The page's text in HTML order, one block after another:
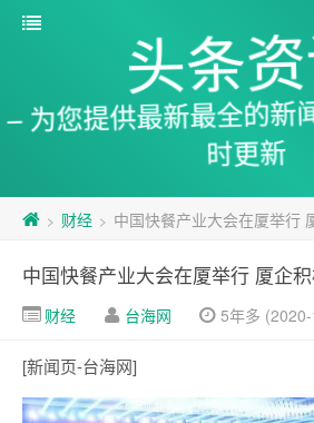
头条
– 为您提供最新最全的新
时更新
> 财经 > 中国快餐产业大会在厦举行
中国快餐产业大会在厦举行 厦企
财经 台海网 5年多
[新闻页-台海网]